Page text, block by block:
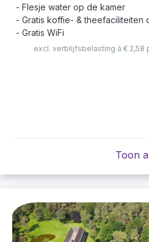
Flesje water op de kamer
Gratis koffie- & theefaciliteiten
Gratis WiFi
excl. verblijfsbelasting à € 2,58
Toon